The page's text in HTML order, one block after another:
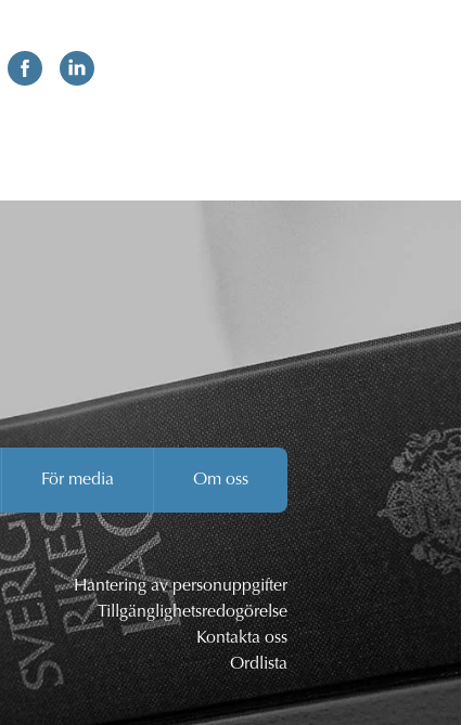
För media Om oss
Hantering av personuppgifter
Tillgänglighetsredogörelse
Kontakta oss
Ordlista